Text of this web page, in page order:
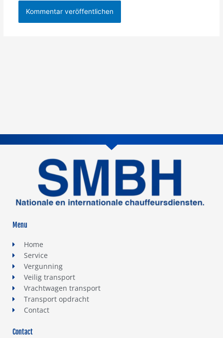
Menu
Home
Service
Vergunning
Veilig transport
Vrachtwagen transport
Transport opdracht
Contact
Contact